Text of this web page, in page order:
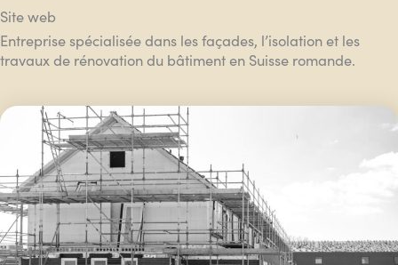
Site web
Entreprise spécialisée dans les façades, l’isolation et les
travaux de rénovation du bâtiment en Suisse romande.